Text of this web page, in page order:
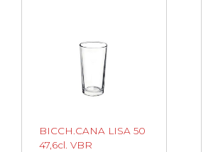
BICCH.CANA LISA 50
47,6cl. VBR